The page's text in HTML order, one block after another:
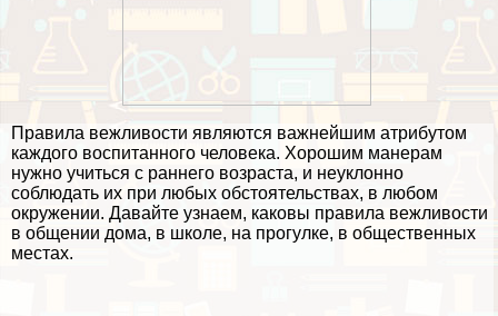
Правила вежливости являются важнейшим атрибутом
каждого воспитанного человека. Хорошим манерам
нужно учиться с раннего возраста, и неуклонно
соблюдать их при любых обстоятельствах, в любом
окружении. Давайте узнаем, каковы правила вежливости
в общении дома, в школе, на прогулке, в общественных
местах.